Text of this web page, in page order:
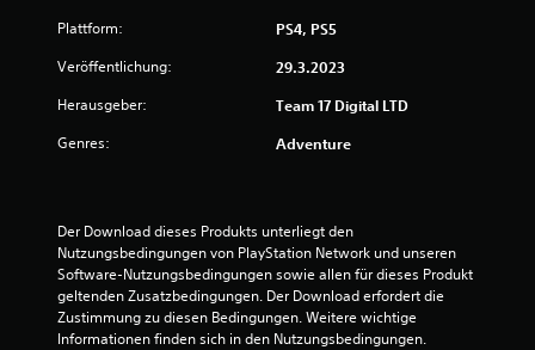
Plattform: PS4, PS5
Veröffentlichung: 29.3.2023
Herausgeber: Team 17 Digital LTD
Genres: Adventure
Der Download dieses Produkts unterliegt den
Nutzungsbedingungen von PlayStation Network und unseren
Software-Nutzungsbedingungen sowie allen für dieses Produkt
geltenden Zusatzbedingungen. Der Download erfordert die
Zustimmung zu diesen Bedingungen. Weitere wichtige
Informationen finden sich in den Nutzungsbedingungen.